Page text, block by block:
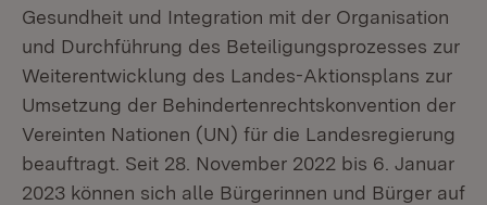
Gesundheit und Integration mit der Organisation
und Durchführung des Beteiligungsprozesses zur
Weiterentwicklung des Landes-Aktionsplans zur
Umsetzung der Behindertenrechtskonvention der
Vereinten Nationen (UN) für die Landesregierung
beauftragt. Seit 28. November 2022 bis 6. Januar
2023 können sich alle Bürgerinnen und Bürger auf